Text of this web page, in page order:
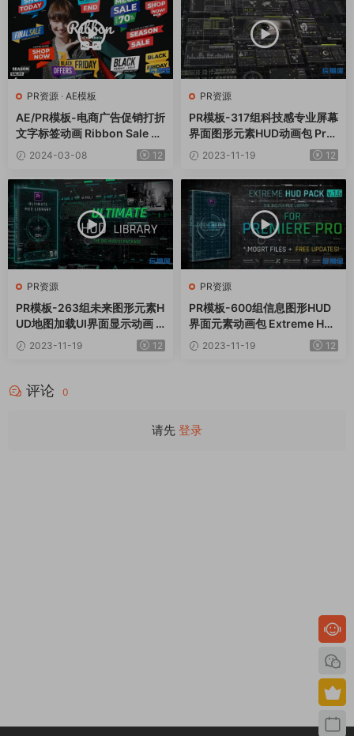
PR资源 · AE模板
AE/PR模板-电商广告促销打折
文字标签动画 Ribbon Sale La
bels2024-03-08 12
PR资源
PR模板-317组科技感专业屏幕
界面图形元素HUD动画包 Pro
HUD Elements Pack
2023-11-19 12
PR资源
PR模板-263组未来图形元素H
UD地图加载UI界面显示动画 U
ltimate HUD Library
2023-11-19 12
PR资源
PR模板-600组信息图形HUD
界面元素动画包 Extreme HU
D Pack v1.6
2023-11-19 12
评论 0
请先 登录